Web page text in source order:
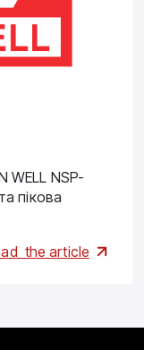
WELL NSP-
пікова
the article